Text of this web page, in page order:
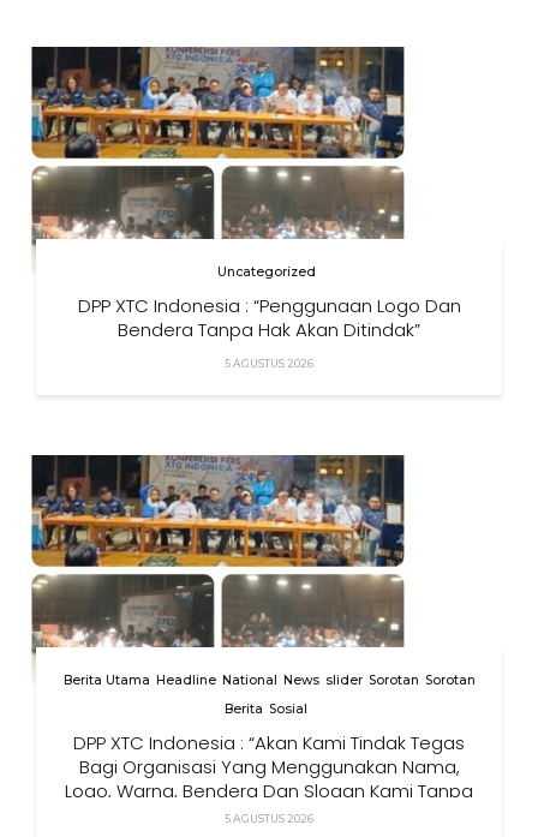
Uncategorized
DPP XTC Indonesia : “Penggunaan Logo Dan
Bendera Tanpa Hak Akan Ditindak”
5 AGUSTUS 2026
Berita Utama Headline National News slider Sorotan Sorotan
Berita Sosial
DPP XTC Indonesia : “Akan Kami Tindak Tegas
Bagi Organisasi Yang Menggunakan Nama,
Logo, Warna, Bendera Dan Slogan Kami Tanpa
Izin”
5 AGUSTUS 2026